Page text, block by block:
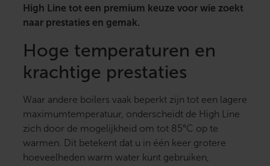
High Line tot een premium keuze voor wie zoekt
naar prestaties en gemak.
Hoge temperaturen en
krachtige prestaties
Waar andere boilers vaak beperkt zijn tot een lagere
maximumtemperatuur, onderscheidt de High Line
zich door de mogelijkheid om tot 85°C op te
warmen. Dit betekent dat u in één keer grotere
hoeveelheden warm water kunt gebruiken,